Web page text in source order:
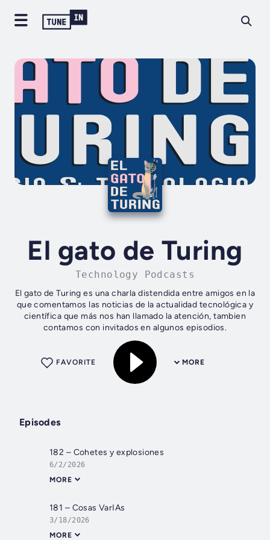
El gato de Turing
Technology Podcasts
El gato de Turing es una charla distendida entre amigos en la
que comentamos las noticias de la actualidad tecnológica y
científica que más nos han llamado la atención, tambien
contamos con invitados en algunos episodios.
MORE
FAVORITE
Episodes
182 – Cohetes y explosiones
6/2/2026
MORE
181 – Cosas VarIAs
3/18/2026
MORE